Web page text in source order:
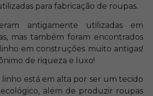
para fabricação de roupas.
antigamente utilizadas em
mas também foram encontrados
em construções muito antigas!
de riqueza e luxo!
está em alta por ser um tecido
além de produzir roupas